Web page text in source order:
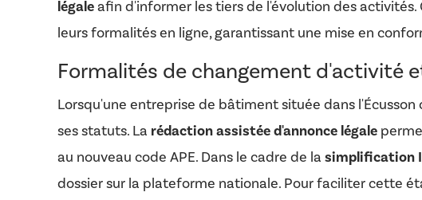
légaleafin d'informer les tiers de l'évolution des
leurs formalités en ligne, garantissant une mise en
Formalités de changement d'activité
Lorsqu'une entreprise de bâtiment située dans
ses statuts. La rédaction assistée d'annonce légale
au nouveau code APE. Dans le cadre de la simplification
dossier sur la plateforme nationale. Pour faciliter cette